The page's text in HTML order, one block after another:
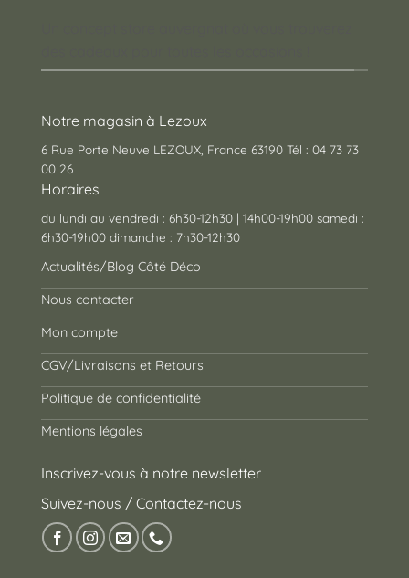
Notre magasin à Lezoux
6 Rue Porte Neuve LEZOUX, France 63190 Tél : 04 73 73
00 26
Horaires
du lundi au vendredi : 6h30-12h30 | 14h00-19h00 samedi :
6h30-19h00 dimanche : 7h30-12h30
Actualités/Blog Côté Déco
Nous contacter
Mon compte
CGV/Livraisons et Retours
Politique de confidentialité
Mentions légales
Inscrivez-vous à notre newsletter
Suivez-nous / Contactez-nous